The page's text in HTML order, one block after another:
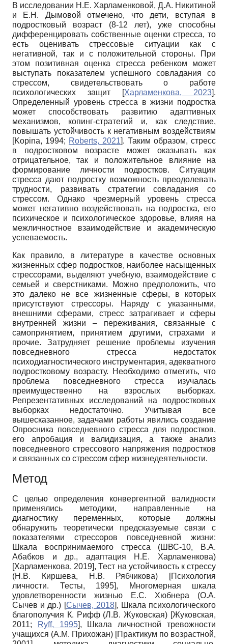
В исследовании Н.Е. Харламенковой, Д.А. Никитиной
и Е.Н. Дымовой отмечено, что дети, вступая в
подростковый возраст (8-12 лет), уже способны
дифференцировать собственные оценки стресса, то
есть оценивать стрессовые ситуации как с
негативной, так и с положительной стороны. При
этом позитивная оценка стресса ребенком может
выступать показателем успешного совладания со
стрессом, свидетельствовать о работе
психологических защит
[Харламенкова, 2023].
Определенный уровень стресса в жизни подростка
может способствовать развитию адаптивных
механизмов, копинг-стратегий и, как следствие,
повышать устойчивость к негативным воздействиям
[Kopina, 1994; Roberts, 2021]. Таким образом, стресс
в подростковом возрасте может оказывать как
отрицательное, так и положительное влияние на
формирование личности подростков. Ситуации
стресса дают подростку возможность преодолевать
трудности, развивать стратегии совладания со
стрессом. Однако чрезмерный уровень стресса
может негативно воздействовать на подростка, его
психическое и психологическое здоровье, влияя на
межличностное взаимодействие и академическую
успеваемость.
Как правило, в литературе в качестве основных
жизненных сфер подростков, наиболее насыщенных
стрессорами, выделяют учебную, взаимодействие с
семьей и сверстниками. Можно предположить, что
это далеко не все жизненные сферы, в которых
присутствуют стрессоры. Наряду с указанными,
внешними сферами, стресс затрагивает и сферы
внутренней жизни – переживания, связанные с
самопринятием, принятием другими, страхами и
прочие. Затрудняет решение проблемы изучения
повседневного стресса недостаток
психодиагностического инструментария, адекватного
подростковому возрасту. Необходимо отметить, что
проблема повседневного стресса изучалась
преимущественно на взрослых выборках.
Репрезентативных исследований на подростковых
выборках недостаточно. Учитывая все
вышесказанное, задачами работы явились создание
Опросника повседневного стресса для подростков,
его апробация и валидизация, а также анализ
повседневного стрессового напряжения подростков
и связанных со стрессом сфер жизнедеятельности.
Метод
С целью определения конвергентной валидности
применялись методики, направленные на
диагностику переменных, которые должны
обнаружить теоретически предсказуемые связи с
показателями стрессоров повседневной жизни:
Шкала воспринимаемого стресса (ШВС-10, В.А.
Абабков и др., адаптация Н.Е. Харламенкова)
[Харламенкова, 2019], Тест на устойчивость к стрессу
(Н.В. Киршева, Н.В. Рябчикова)
[Психология
личности. Тесты, 1995], Многомерная шкала
удовлетворенности жизнью Е.С. Хюбнера (О.А.
Сычев и др.) [Сычев, 2018], Шкала психологического
благополучия К. Рифф (Л.В. Жуковская) [Жуковская,
2011; Ryff, 1995], Шкала личностной тревожности
учащихся (А.М. Прихожан) [Практикум по возрастной,